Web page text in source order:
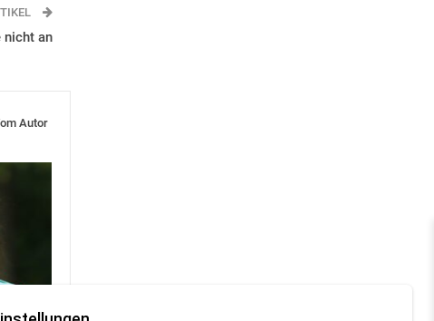
nicht an
Autor